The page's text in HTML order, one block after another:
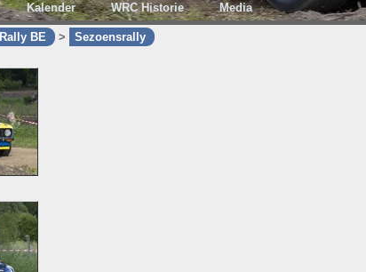
Kalender WRC Historie Media
Rally BE > Sezoensrally